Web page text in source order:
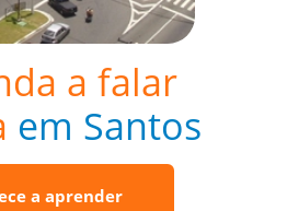
a falar
em Santos
a aprender